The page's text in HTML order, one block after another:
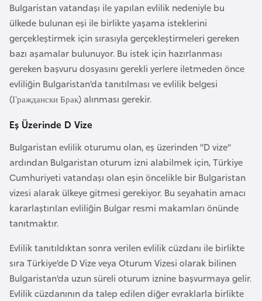
Bulgaristan vatandaşı ile yapılan evlilik nedeniyle bu
ülkede bulunan eşi ile birlikte yaşama isteklerini
gerçekleştirmek için sırasıyla gerçekleştirmeleri gereken
bazı aşamalar bulunuyor. Bu istek için hazırlanması
gereken başvuru dosyasını gerekli yerlere iletmeden önce
evliliğin Bulgaristan’da tanıtılması ve evlilik belgesi
(Граждански Брак) alınması gerekir.
Eş Üzerinde D Vize
Bulgaristan evlilik oturumu olan, eş üzerinden “D vize”
ardından Bulgaristan oturum izni alabilmek için, Türkiye
Cumhuriyeti vatandaşı olan eşin öncelikle bir Bulgaristan
vizesi alarak ülkeye gitmesi gerekiyor. Bu seyahatin amacı
kararlaştırılan evliliğin Bulgar resmi makamları önünde
tanıtmaktır.
Evlilik tanıtıldıktan sonra verilen evlilik cüzdanı ile birlikte
sıra Türkiye’de D Vize veya Oturum Vizesi olarak bilinen
Bulgaristan’da uzun süreli oturum iznine başvurmaya gelir.
Evlilik cüzdanının da talep edilen diğer evraklarla birlikte
i
k
K
o
n
g
o
u
l
g
a
r
i
s
a
n